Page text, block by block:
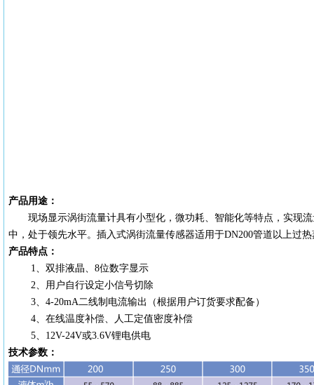
产品用途：
现场显示涡街流量计具有小型化，微功耗、智能化等特点，实现
中，处于领先水平。插入式涡街流量传感器适用于DN200管道以上过
产品特点：
1、双排液晶、8位数字显示
2、用户自行设定小信号切除
3、4-20mA二线制电流输出（根据用户订货要求配备）
4、在线温度补偿、人工定值密度补偿
5、12V-24V或3.6V锂电供电
技术参数：